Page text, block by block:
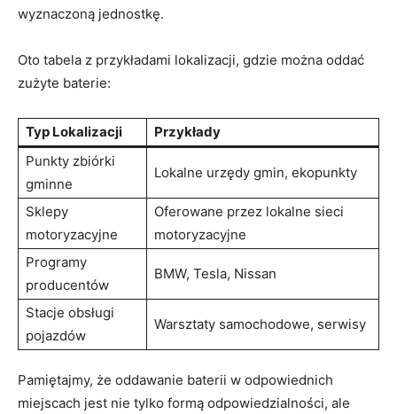
wyznaczoną jednostkę.
Oto tabela z przykładami lokalizacji, gdzie można oddać​
zużyte baterie:
Typ Lokalizacji
Przykłady
Punkty zbiórki⁤
gminne
Lokalne urzędy gmin,‌ ekopunkty
Sklepy
motoryzacyjne
Oferowane przez lokalne sieci
motoryzacyjne
Programy
producentów
BMW, Tesla, Nissan
Stacje​ obsługi
pojazdów
Warsztaty samochodowe, serwisy
Pamiętajmy, że oddawanie baterii w odpowiednich
miejscach jest⁢ nie tylko formą odpowiedzialności,‍ ale